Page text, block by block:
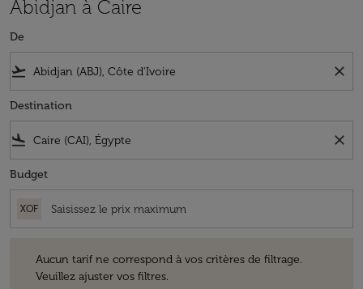
Abidjan à Caire
De
flight_takeoff close
Destination
flight_land close
Budget
XOF
Aucun tarif ne correspond à vos critères de filtrage.
Veuillez ajuster vos filtres.